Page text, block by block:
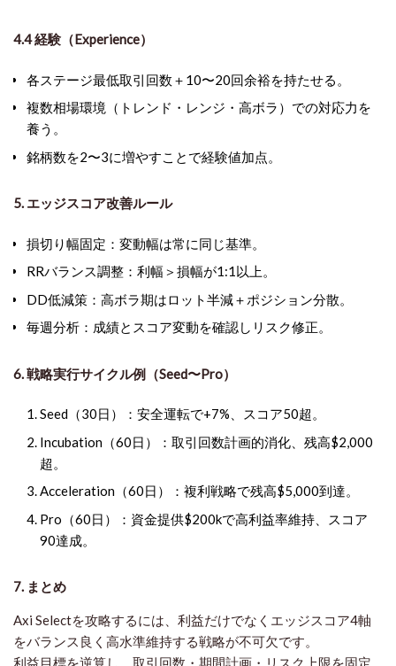
4.4 経験（Experience）
各ステージ最低取引回数＋10〜20回余裕を持たせる。
複数相場環境（トレンド・レンジ・高ボラ）での対応力を
養う。
銘柄数を2〜3に増やすことで経験値加点。
5. エッジスコア改善ルール
損切り幅固定 ：変動幅は常に同じ基準。
RRバランス調整 ：利幅＞損幅が1:1以上。
DD低減策 ：高ボラ期はロット半減＋ポジション分散。
毎週分析 ：成績とスコア変動を確認しリスク修正。
6. 戦略実行サイクル例（Seed〜Pro）
Seed（30日）
：安全運転で+7%、スコア50超。
Incubation（60日）
：取引回数計画的消化、残高$2,000
超。
Acceleration（60日）
：複利戦略で残高$5,000到達。
Pro（60日）
：資金提供$200kで高利益率維持、スコア
90達成。
7. まとめ
Axi Selectを攻略するには、利益だけでなく エッジスコア4軸
をバランス良く高水準維持する戦略が不可欠です。
利益目標を逆算し、取引回数・期間計画・リスク上限を固定